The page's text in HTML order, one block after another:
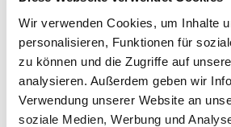
Wir verwenden Cookies, um Inhalte
personalisieren, Funktionen für
zu können und die Zugriffe auf
analysieren. Außerdem geben wir
Verwendung unserer Website an
soziale Medien, Werbung und